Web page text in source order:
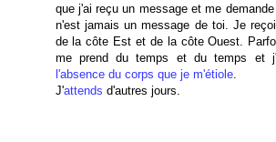
que j'ai reçu un message et me
n'est jamais un message de toi. Je
de la côte Est et de la côte Ouest.
me prend du temps et du temps et
l'absence du corps que je m'étiole.
J'attends d'autres jours.